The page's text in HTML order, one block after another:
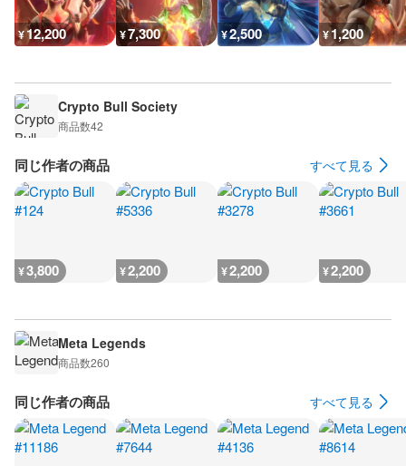
¥12,200 ¥7,300 ¥2,500 ¥1,200
Crypto Bull Society
商品数42
同じ作者の商品 すべて見る
¥3,800 ¥2,200 ¥2,200 ¥2,200
Meta Legends
商品数260
同じ作者の商品 すべて見る